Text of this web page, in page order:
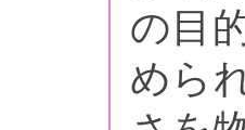
の目
めら